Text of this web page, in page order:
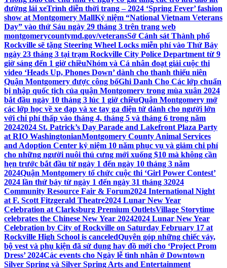
đường lái xeTrình diễn thời trang – 2024 ‘Spring Fever’ fashion
show at Montgomery MallKỷ niệm “National Vietnam Veterans
Day” vào thứ Sáu ngày 29 tháng 3 trên trang web
montgomerycountymd.gov/veteransSở Cảnh sát Thành phố
Rockville sẽ tặng Steering Wheel Locks miễn phí vào Thứ Bảy
ngày 23 tháng 3 tại trạm Rockville City Police Department từ 9
giờ sáng đến 1 giờ chiềuNhóm và Cá nhân đoạt giải cuộc thi
video ‘Heads Up, Phones Down’ dành cho thanh thiếu niên
Quận Montgomery được công bốGhi Danh Cho Các lớp chuẩn
bị nhập quốc tịch của quận Montgomery trong mùa xuân 2024
bắt đầu ngày 10 tháng 3 lúc 1 giờ chiềuQuận Montgomery mở
các lớp học về xe đạp và xe tay ga điện tử dành cho người lớn
với chi phí thấp vào tháng 4, tháng 5 và tháng 6 trong năm
20242024 St. Patrick’s Day Parade and Lakefront Plaza Party
at RIO WashingtonianMontgomery County Animal Services
and Adoption Center kỷ niệm 10 năm phục vụ và giảm chi phí
cho những người nuôi thú cưng mới xuống $10 mà không cần
hẹn trước bắt đầu từ ngày 1 đến ngày 10 tháng 3 năm
2024Quận Montgomery tổ chức cuộc thi ‘Girl Power Contest’
2024 lần thứ bảy từ ngày 1 đến ngày 31 tháng 32024
Community Resource Fair & Forum2024 International Night
at F. Scott Fitzgerald Theatre2024 Lunar New Year
Celebration at Clarksburg Premium OutletsVillage Storytime
celebrates the Chinese New Year 20242024 Lunar New Year
Celebration by City of Rockville on Saturday February 17 at
Rockville High School is canceledQuyên góp những chiếc váy,
bộ vest và phụ kiện đã sử dụng hay đồ mới cho ‘Project Prom
Dress’ 2024Các events cho Ngày lễ tình nhân ở Downtown
Silver Spring và Silver Spring Arts and Entertainment